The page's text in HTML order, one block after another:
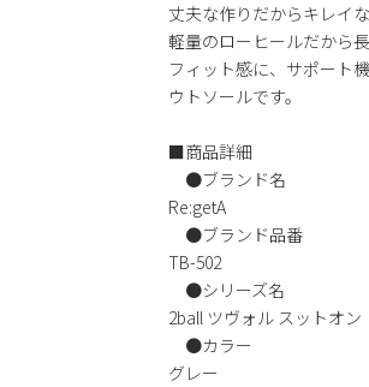
丈夫な作りだからキレイ
軽量のローヒールだから
フィット感に、サポート
ウトソールです。
■商品詳細
●ブランド名
Re:getA
●ブランド品番
TB-502
●シリーズ名
2ball ツヴォル スットオン
●カラー
グレー